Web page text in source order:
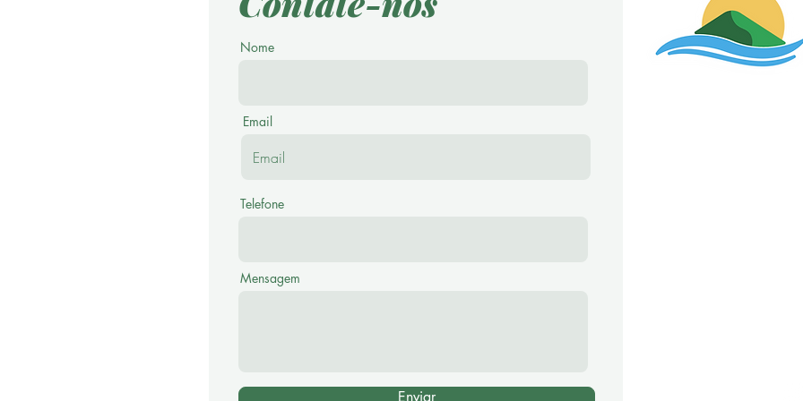
Nome
Email
Telefone
Mensagem
Enviar